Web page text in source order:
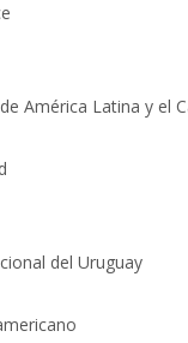
América Latina y el
del Uruguay